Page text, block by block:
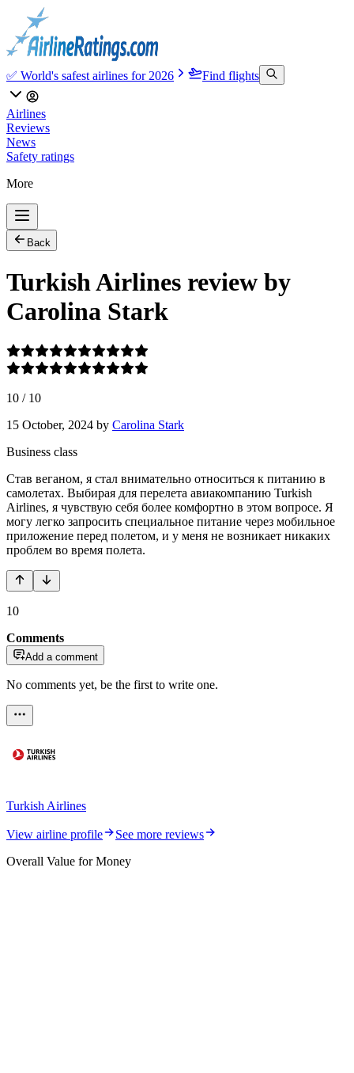
✅ World's safest airlines for 2026 Find flights
Airlines
Reviews
News
Safety ratings
More
Back
Turkish Airlines review by
Carolina Stark
10 / 10
15 October, 2024 by Carolina Stark
Business class
Став веганом, я стал внимательно относиться к питанию в
самолетах. Выбирая для перелета авиакомпанию Turkish
Airlines, я чувствую себя более комфортно в этом вопросе. Я
могу легко запросить специальное питание через мобильное
приложение перед полетом, и у меня не возникает никаких
проблем во время полета.
10
Comments
Add a comment
No comments yet, be the first to write one.
Turkish Airlines
View airline profile
See more reviews
Overall Value for Money